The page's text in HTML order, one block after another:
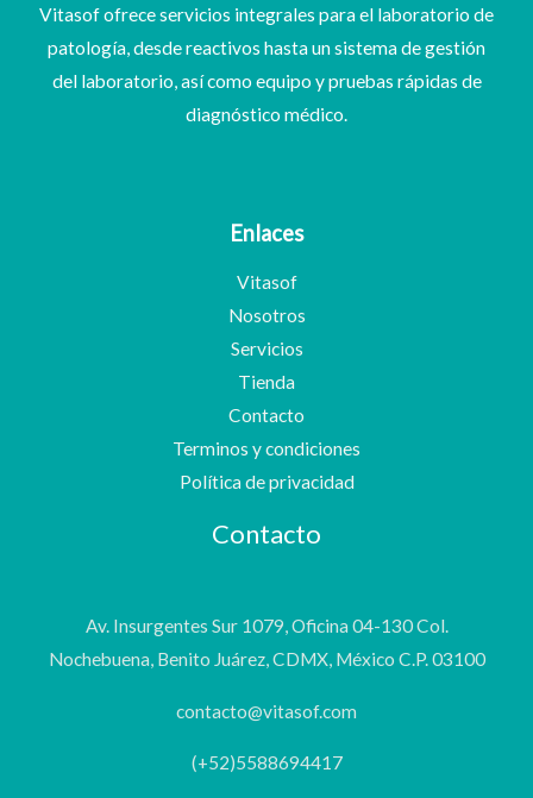
Vitasof ofrece servicios integrales para el laboratorio de
patología, desde reactivos hasta un sistema de gestión
del laboratorio, así como equipo y pruebas rápidas de
diagnóstico médico.
Enlaces
Vitasof
Nosotros
Servicios
Tienda
Contacto
Terminos y condiciones
Política de privacidad
Contacto
Av. Insurgentes Sur 1079, Oficina 04-130 Col.
Nochebuena, Benito Juárez, CDMX, México C.P. 03100
contacto@vitasof.com
(+52)5588694417